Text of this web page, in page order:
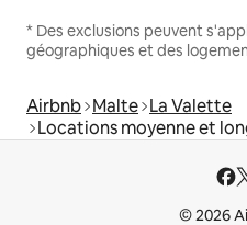
* Des exclusions peuvent
géographiques et des
Airbnb Malte La Valette
Locations moyenne et
© 2026